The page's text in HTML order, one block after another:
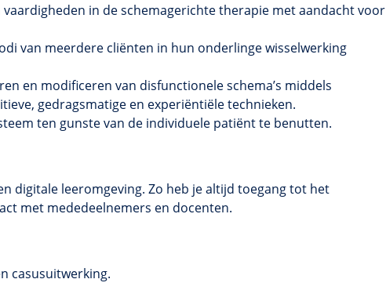
vaardigheden in de schemagerichte therapie met aandacht voor
van meerdere cliënten in hun onderlinge wisselwerking
en modificeren van disfunctionele schema’s middels
gedragsmatige en experiëntiële technieken.
ten gunste van de individuele patiënt te benutten.
digitale leeromgeving. Zo heb je altijd toegang tot het
met mededeelnemers en docenten.
casusuitwerking.